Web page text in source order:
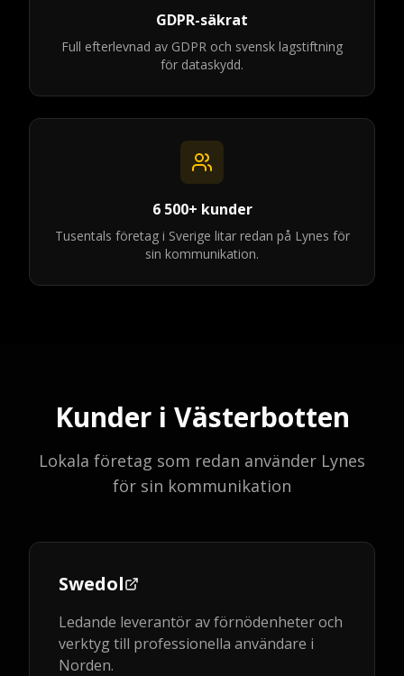
GDPR-säkrat
Full efterlevnad av GDPR och svensk lagstiftning
för dataskydd.
6 500+ kunder
Tusentals företag i Sverige litar redan på Lynes för
sin kommunikation.
Kunder i Västerbotten
Lokala företag som redan använder Lynes
för sin kommunikation
Swedol
Ledande leverantör av förnödenheter och
verktyg till professionella användare i
Norden.